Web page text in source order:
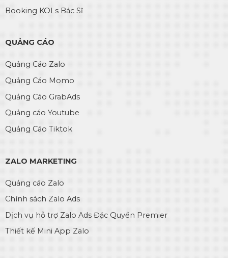
Booking KOLs Bác Sĩ
QUẢNG CÁO
Quảng Cáo Zalo
Quảng Cáo Momo
Quảng Cáo GrabAds
Quảng cáo Youtube
Quảng Cáo Tiktok
ZALO MARKETING
Quảng cáo Zalo
Chính sách Zalo Ads
Dịch vụ hỗ trợ Zalo Ads Đặc Quyền Premier
Thiết kế Mini App Zalo